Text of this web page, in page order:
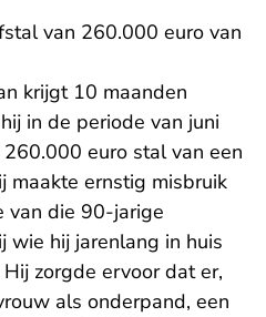
van 260.000 euro van
krijgt 10 maanden
in de periode van juni
euro stal van een
maakte ernstig misbruik
van die 90-jarige
wie hij jarenlang in huis
zorgde ervoor dat er,
als onderpand, een